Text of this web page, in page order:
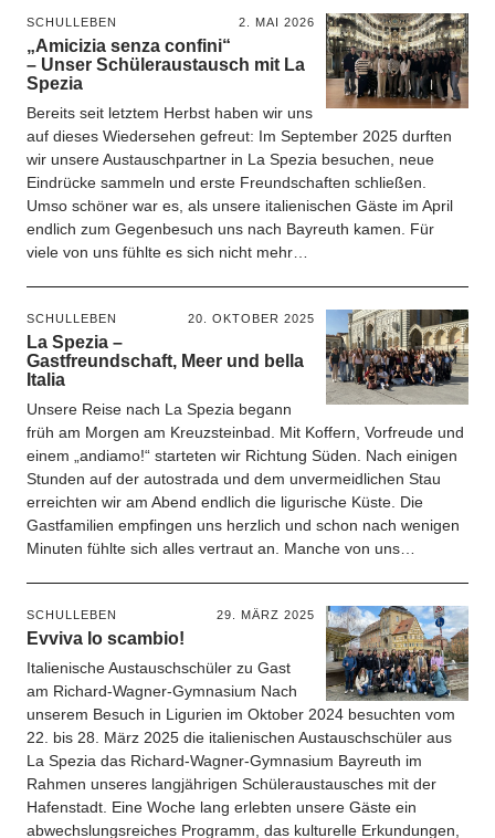
SCHULLEBEN 2. MAI 2026
„Amicizia senza confini“
– Unser Schüleraustausch mit La
Spezia
Bereits seit letztem Herbst haben wir uns
auf dieses Wiedersehen gefreut: Im September 2025 durften
wir unsere Austauschpartner in La Spezia besuchen, neue
Eindrücke sammeln und erste Freundschaften schließen.
Umso schöner war es, als unsere italienischen Gäste im April
endlich zum Gegenbesuch uns nach Bayreuth kamen. Für
viele von uns fühlte es sich nicht mehr…
SCHULLEBEN 20. OKTOBER 2025
La Spezia –
Gastfreundschaft, Meer und bella
Italia
Unsere Reise nach La Spezia begann
früh am Morgen am Kreuzsteinbad. Mit Koffern, Vorfreude und
einem „andiamo!“ starteten wir Richtung Süden. Nach einigen
Stunden auf der autostrada und dem unvermeidlichen Stau
erreichten wir am Abend endlich die ligurische Küste. Die
Gastfamilien empfingen uns herzlich und schon nach wenigen
Minuten fühlte sich alles vertraut an. Manche von uns…
SCHULLEBEN 29. MÄRZ 2025
Evviva lo scambio!
Italienische Austauschschüler zu Gast
am Richard-Wagner-Gymnasium Nach
unserem Besuch in Ligurien im Oktober 2024 besuchten vom
22. bis 28. März 2025 die italienischen Austauschschüler aus
La Spezia das Richard-Wagner-Gymnasium Bayreuth im
Rahmen unseres langjährigen Schüleraustausches mit der
Hafenstadt. Eine Woche lang erlebten unsere Gäste ein
abwechslungsreiches Programm, das kulturelle Erkundungen,